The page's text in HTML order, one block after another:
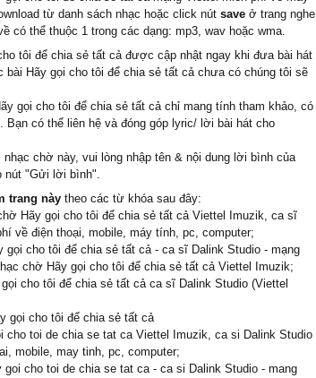
không mệt
từ danh sách nhạc hoặc click nút save ở trang nghe
có thể thuộc 1 trong các dạng: mp3, wav hoặc wma.
tôi để chia sẻ tất cả được cập nhật ngay khi đưa bài hát
bài Hãy gọi cho tôi để chia sẻ tất cả chưa có chúng tôi sẽ
gọi cho tôi để chia sẻ tất cả chỉ mang tính tham khảo, có
Bạn có thể liên hệ và đóng góp lyric/ lời bài hát cho
chờ này, vui lòng nhập tên & nội dung lời bình của
nút "Gửi lời bình".
trang này theo các từ khóa sau đây:
Hãy gọi cho tôi để chia sẻ tất cả Viettel Imuzik, ca sĩ
về điện thoại, mobile, máy tính, pc, computer;
gọi cho tôi để chia sẻ tất cả - ca sĩ Dalink Studio - mạng
chờ Hãy gọi cho tôi để chia sẻ tất cả Viettel Imuzik;
cho tôi để chia sẻ tất cả ca sĩ Dalink Studio (Viettel
gọi cho tôi để chia sẻ tất cả
cho toi de chia se tat ca Viettel Imuzik, ca si Dalink Studio
mobile, may tinh, pc, computer;
goi cho toi de chia se tat ca - ca si Dalink Studio - mang